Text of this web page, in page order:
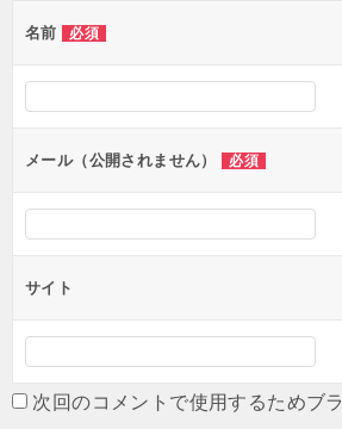
ー
シ
ン
名前 必須
メール（公開されません） 必須
サイト
次回のコメントで使用するためブ